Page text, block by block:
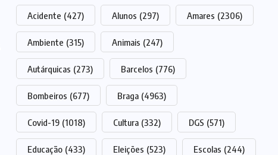
Acidente (427) Alunos (297) Amares (2306)
Ambiente (315) Animais (247)
Autárquicas (273) Barcelos (776)
Bombeiros (677) Braga (4963)
Covid-19 (1018) Cultura (332) DGS (571)
Educação (433) Eleições (523) Escolas (244)